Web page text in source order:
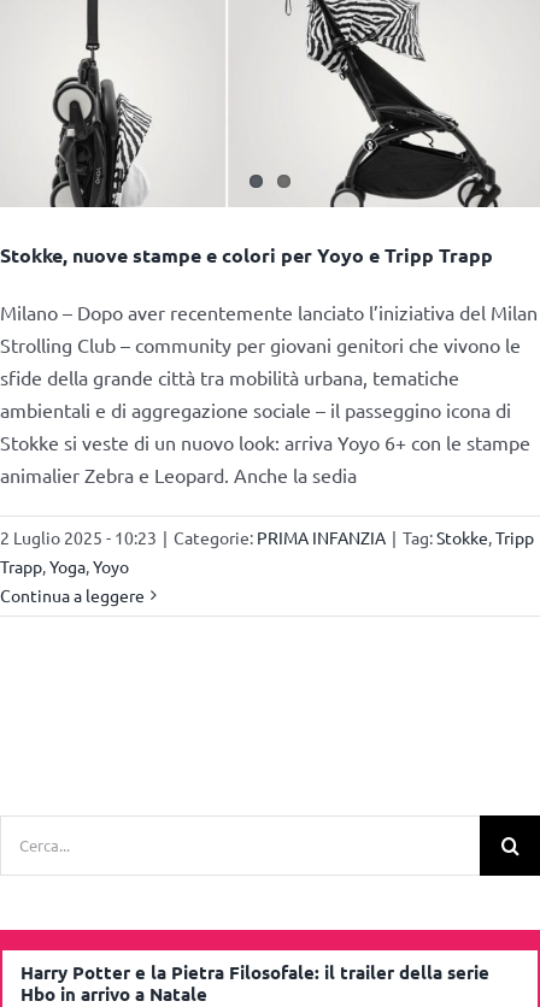
Stokke, nuove stampe e colori per Yoyo e Tripp Trapp
Milano – Dopo aver recentemente lanciato l’iniziativa del Milan
Strolling Club – community per giovani genitori che vivono le
sfide della grande città tra mobilità urbana, tematiche
ambientali e di aggregazione sociale – il passeggino icona di
Stokke si veste di un nuovo look: arriva Yoyo 6+ con le stampe
animalier Zebra e Leopard. Anche la sedia
2 Luglio 2025 - 10:23 | Categorie: PRIMA INFANZIA | Tag:Stokke,Tripp
Trapp,Yoga,Yoyo
Continua a leggere
Harry Potter e la Pietra Filosofale: il trailer della serie
Hbo in arrivo a Natale